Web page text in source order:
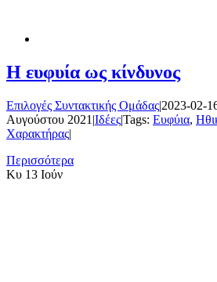
Η ευφυία ως κίνδυνος
Επιλογές Συντακτικής Ομάδας|2023-02-
Αυγούστου 2021 |Ιδέες|Tags: Ευφύια,
Χαρακτήρας|
Περισσότερα
Κυ 13 Ιούν